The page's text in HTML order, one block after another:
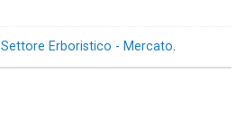
Settore Erboristico - Mercato.